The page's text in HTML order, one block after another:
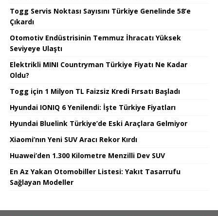
Togg Servis Noktası Sayısını Türkiye Genelinde 58’e
Çıkardı
Otomotiv Endüstrisinin Temmuz İhracatı Yüksek
Seviyeye Ulaştı
Elektrikli MINI Countryman Türkiye Fiyatı Ne Kadar
Oldu?
Togg için 1 Milyon TL Faizsiz Kredi Fırsatı Başladı
Hyundai IONIQ 6 Yenilendi: İşte Türkiye Fiyatları
Hyundai Bluelink Türkiye’de Eski Araçlara Gelmiyor
Xiaomi’nın Yeni SUV Aracı Rekor Kırdı
Huawei’den 1.300 Kilometre Menzilli Dev SUV
En Az Yakan Otomobiller Listesi: Yakıt Tasarrufu
Sağlayan Modeller